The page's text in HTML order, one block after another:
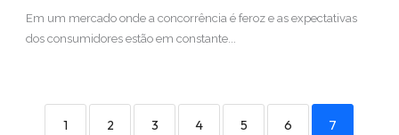
Em um mercado onde a concorrência é feroz e as expectativas
dos consumidores estão em constante...
1 2 3 4 5 6 7